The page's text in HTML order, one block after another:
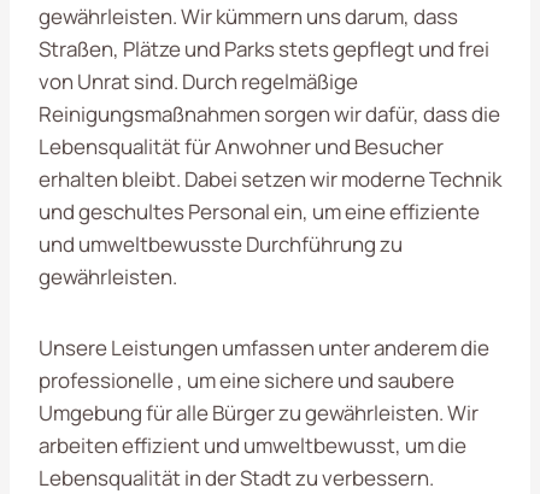
gewährleisten. Wir kümmern uns darum, dass
Straßen, Plätze und Parks stets gepflegt und frei
von Unrat sind. Durch regelmäßige
Reinigungsmaßnahmen sorgen wir dafür, dass die
Lebensqualität für Anwohner und Besucher
erhalten bleibt. Dabei setzen wir moderne Technik
und geschultes Personal ein, um eine effiziente
und umweltbewusste Durchführung zu
gewährleisten.
Unsere Leistungen umfassen unter anderem die
professionelle , um eine sichere und saubere
Umgebung für alle Bürger zu gewährleisten. Wir
arbeiten effizient und umweltbewusst, um die
Lebensqualität in der Stadt zu verbessern.